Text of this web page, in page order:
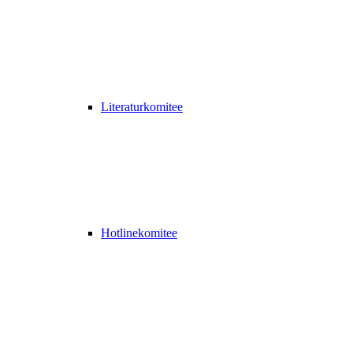
Literaturkomitee
Hotlinekomitee